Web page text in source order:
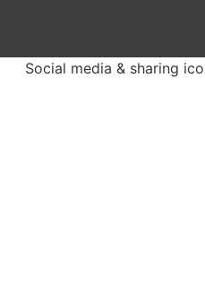
Social media & sharing